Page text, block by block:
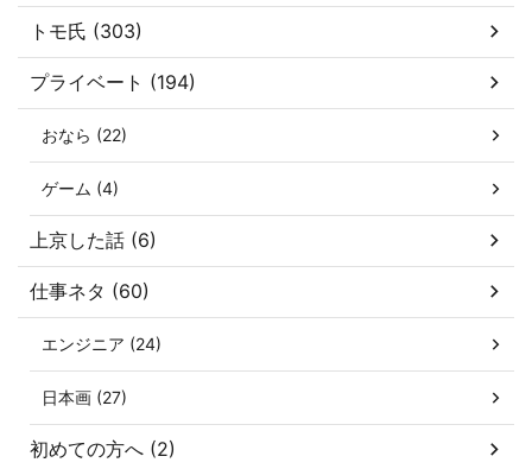
トモ氏 (303)
プライベート (194)
おなら (22)
ゲーム (4)
上京した話 (6)
仕事ネタ (60)
エンジニア (24)
日本画 (27)
初めての方へ (2)